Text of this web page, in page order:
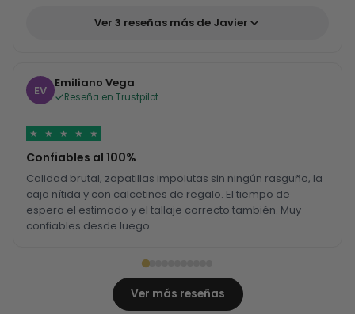
Ver 3 reseñas más de Javier
EV
Emiliano Vega
Reseña en Trustpilot
★ ★ ★ ★ ★
Confiables al 100%
Calidad brutal, zapatillas impolutas sin ningún rasguño, la
caja nítida y con calcetines de regalo. El tiempo de
espera el estimado y el tallaje correcto también. Muy
confiables desde luego.
Ver más reseñas